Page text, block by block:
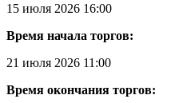
15 июля 2026 16:00
Время начала торгов:
21 июля 2026 11:00
Время окончания торгов: